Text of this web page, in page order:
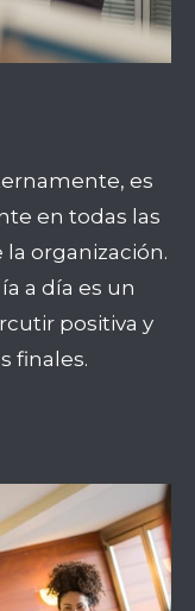
es
en todas las
organización.
a día es un
positiva y
finales.